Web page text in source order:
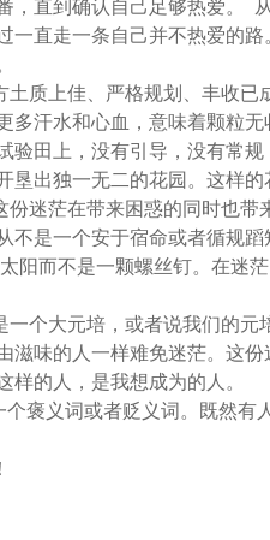
，直到确认自己足够热爱。
一直走一条自己并不热爱的
质上佳、严格规划、丰收已
多汗水和心血，意味着颗粒
田上，没有引导，没有常规
出独一无二的花园。这样的
迷茫在带来困惑的同时也带
不是一个安于宿命或者循规
阳而不是一颗螺丝钉。在迷
个大元培，或者说我们的元
滋味的人一样难免迷茫。这
的人，是我想成为的人。
褒义词或者贬义词。既然有